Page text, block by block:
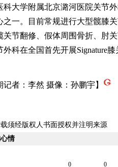
学附属北京潞河医院关节外
之一。目前常规进行大型髋膝
关节翻修、假体周围骨折、肘
外科在全国首先开展Signature
：李然 摄像：孙鹏宇】
须经版权人书面授权并注明来源
情
0 0